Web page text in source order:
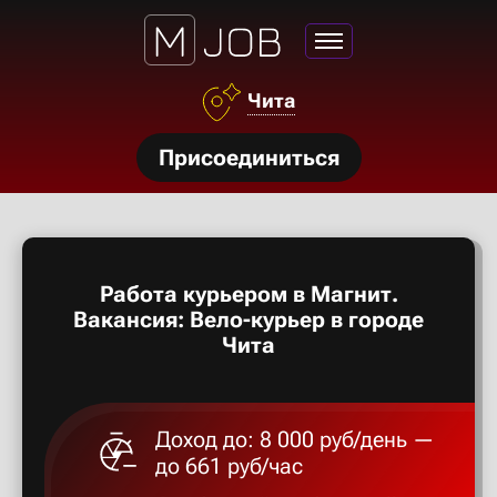
Чита
Присоединиться
Работа курьером в Магнит.
Вакансия: Вело-курьер в городе
Чита
Доход до: 8 000 руб/день —
до 661 руб/час